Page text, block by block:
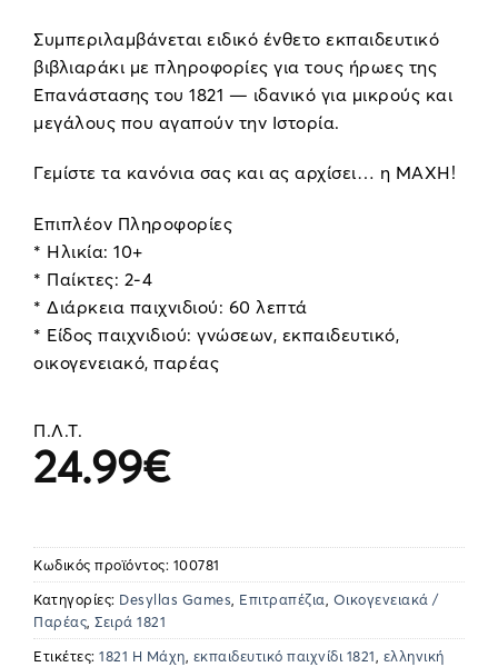
Συμπεριλαμβάνεται ειδικό ένθετο εκπαιδευτικό
βιβλιαράκι με πληροφορίες για τους ήρωες της
Επανάστασης του 1821 — ιδανικό για μικρούς και
μεγάλους που αγαπούν την Ιστορία.
Γεμίστε τα κανόνια σας και ας αρχίσει… η ΜΑΧΗ!
Επιπλέον Πληροφορίες
* Ηλικία: 10+
* Παίκτες: 2-4
* Διάρκεια παιχνιδιού: 60 λεπτά
* Είδος παιχνιδιού: γνώσεων, εκπαιδευτικό,
οικογενειακό, παρέας
Π.Λ.Τ.
24.99€
Κωδικός προϊόντος: 100781
Κατηγορίες: Desyllas Games Επιτραπέζια Οικογενειακά /
Παρέας Σειρά 1821
Ετικέτες: 1821 Η Μάχη εκπαιδευτικό παιχνίδι 1821 ελληνική